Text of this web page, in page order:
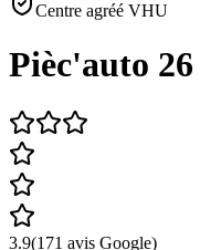
Centre agréé VHU
Pièc'auto 26
3.9(171 avis Google)